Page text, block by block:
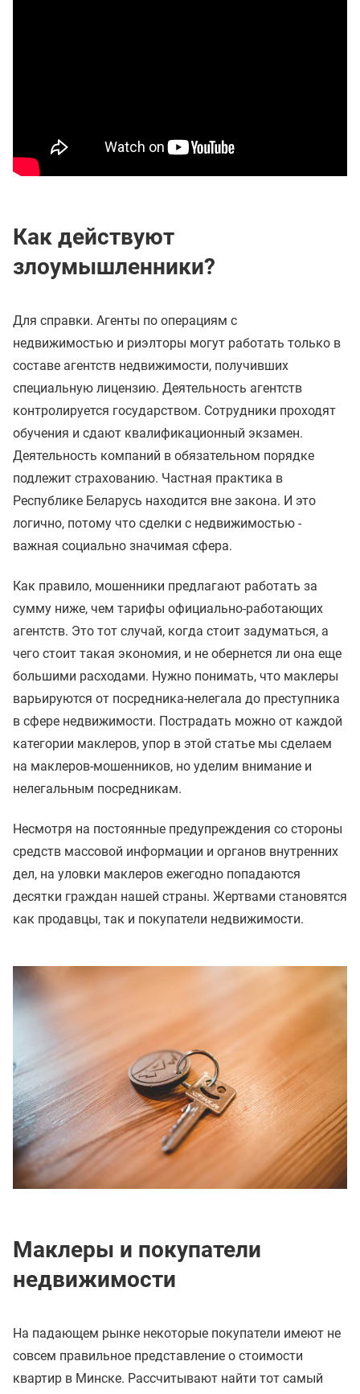
Как действуют
злоумышленники?
Для справки. Агенты по операциям с
недвижимостью и риэлторы могут работать только в
составе агентств недвижимости, получивших
специальную лицензию. Деятельность агентств
контролируется государством. Сотрудники проходят
обучения и сдают квалификационный экзамен.
Деятельность компаний в обязательном порядке
подлежит страхованию. Частная практика в
Республике Беларусь находится вне закона. И это
логично, потому что сделки с недвижимостью -
важная социально значимая сфера.
Как правило, мошенники предлагают работать за
сумму ниже, чем тарифы официально-работающих
агентств. Это тот случай, когда стоит задуматься, а
чего стоит такая экономия, и не обернется ли она еще
большими расходами. Нужно понимать, что маклеры
варьируются от посредника-нелегала до преступника
в сфере недвижимости. Пострадать можно от каждой
категории маклеров, упор в этой статье мы сделаем
на маклеров-мошенников, но уделим внимание и
нелегальным посредникам.
Несмотря на постоянные предупреждения со стороны
средств массовой информации и органов внутренних
дел, на уловки маклеров ежегодно попадаются
десятки граждан нашей страны. Жертвами становятся
как продавцы, так и покупатели недвижимости.
Маклеры и покупатели
недвижимости
На падающем рынке некоторые покупатели имеют не
совсем правильное представление о стоимости
квартир в Минске. Рассчитывают найти тот самый